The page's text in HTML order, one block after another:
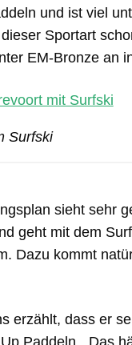
und ist viel
Sportart
EM-Bronze an
Surfski
sieht sehr
geht mit dem
Dazu kommt
erzählt, dass er
Paddeln. „Das